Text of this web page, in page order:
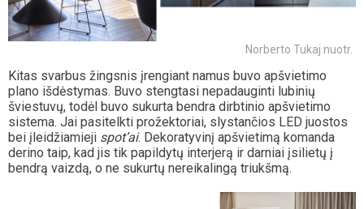
Norberto Tukaj nuotr.
Kitas svarbus žingsnis įrengiant namus buvo apšvietimo
plano išdėstymas. Buvo stengtasi nepadauginti lubinių
šviestuvų, todėl buvo sukurta bendra dirbtinio apšvietimo
sistema. Jai pasitelkti prožektoriai, slystančios LED juostos
bei įleidžiamieji spot’ai. Dekoratyvinį apšvietimą komanda
derino taip, kad jis tik papildytų interjerą ir darniai įsilietų į
bendrą vaizdą, o ne sukurtų nereikalingą triukšmą.